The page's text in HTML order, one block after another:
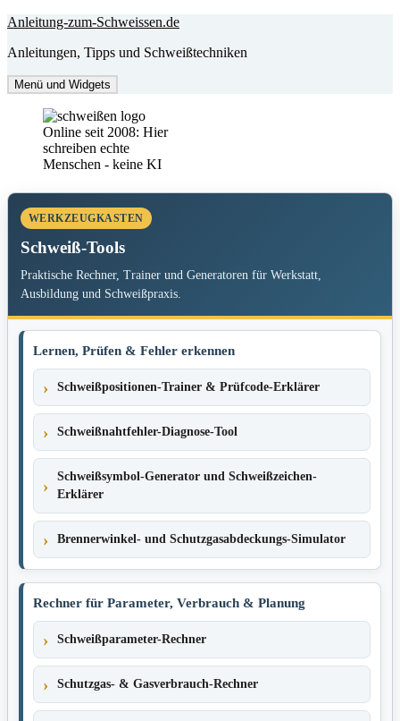
Zum
springen
Anleitung-zum-Schweissen.de
Anleitungen, Tipps und Schweißtechniken
Menü und Widgets
Online seit 2008: Hier
schreiben echte
Menschen - keine KI
WERKZEUGKASTEN
Schweiß-Tools
Praktische Rechner, Trainer und Generatoren für Werkstatt,
Ausbildung und Schweißpraxis.
Lernen, Prüfen & Fehler erkennen
Schweißpositionen-Trainer & Prüfcode-Erklärer
Schweißnahtfehler-Diagnose-Tool
Schweißsymbol-Generator und Schweißzeichen-
Erklärer
Brennerwinkel- und Schutzgasabdeckungs-Simulator
Rechner für Parameter, Verbrauch & Planung
Schweißparameter-Rechner
Schutzgas- & Gasverbrauch-Rechner